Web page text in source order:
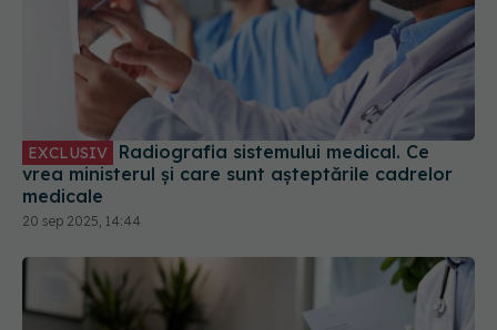
vrea ministerul și care sunt așteptările cadrelor
medicale
20 sep 2025, 14:44